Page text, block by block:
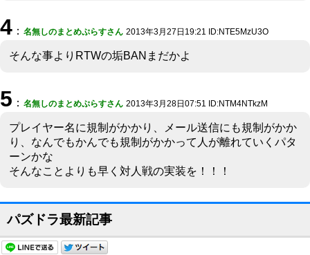
4 ： 名無しのまとめぷらすさん 2013年3月27日19:21 ID:NTE5MzU3O
そんな事よりRTWの垢BANまだかよ
5 ： 名無しのまとめぷらすさん 2013年3月28日07:51 ID:NTM4NTkzM
プレイヤー名に規制がかかり、メール送信にも規制がかか
り、なんでもかんでも規制がかかって人が離れていくパタ
ーンかな
そんなことよりも早く対人戦の実装を！！！
パズドラ最新記事